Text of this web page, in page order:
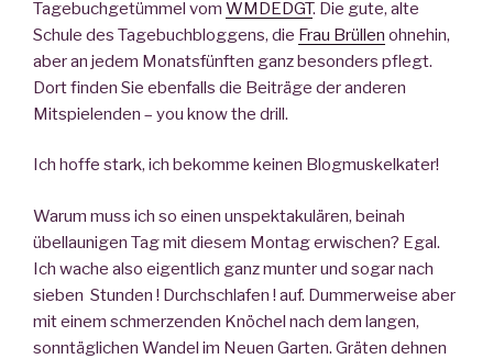
Tagebuchgetümmel vom WMDEDGT. Die gute, alte
Schule des Tagebuchbloggens, die Frau Brüllen ohnehin,
aber an jedem Monatsfünften ganz besonders pflegt.
Dort finden Sie ebenfalls die Beiträge der anderen
Mitspielenden – you know the drill.
Ich hoffe stark, ich bekomme keinen Blogmuskelkater!
Warum muss ich so einen unspektakulären, beinah
übellaunigen Tag mit diesem Montag erwischen? Egal.
Ich wache also eigentlich ganz munter und sogar nach
sieben Stunden ! Durchschlafen ! auf. Dummerweise aber
mit einem schmerzenden Knöchel nach dem langen,
sonntäglichen Wandel im Neuen Garten. Gräten dehnen